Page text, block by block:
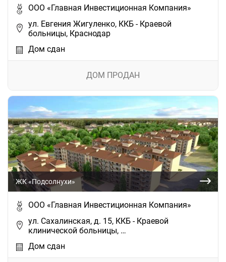
ООО «Главная Инвестиционная Компания»
ул. Евгения Жигуленко, ККБ - Краевой
больницы, Краснодар
Дом сдан
ДОМ ПРОДАН
ЖК «Подсолнухи»
ООО «Главная Инвестиционная Компания»
ул. Сахалинская, д. 15, ККБ - Краевой
клинической больницы, …
Дом сдан